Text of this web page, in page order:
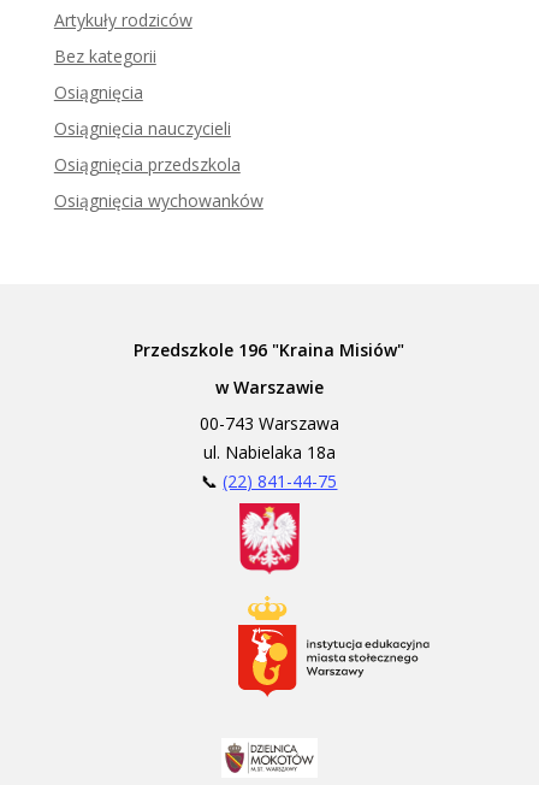
Artykuły rodziców
Bez kategorii
Osiągnięcia
Osiągnięcia nauczycieli
Osiągnięcia przedszkola
Osiągnięcia wychowanków
Przedszkole 196 "Kraina Misiów"
w Warszawie
00-743 Warszawa
ul. Nabielaka 18a
📞(22) 841-44-75